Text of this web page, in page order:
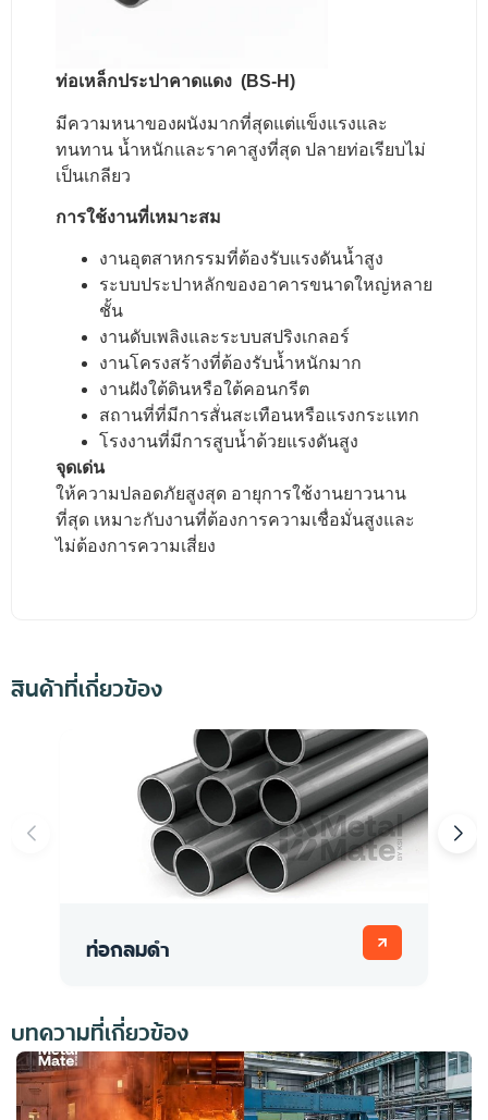
ท่อเหล็กประปาคาดแดง (BS-H)
มีความหนาของผนังมากที่สุดแต่แข็งแรงและ
ทนทาน น้ำหนักและราคาสูงที่สุด ปลายท่อเรียบไม่
เป็นเกลียว
การใช้งานที่เหมาะสม
งานอุตสาหกรรมที่ต้องรับแรงดันน้ำสูง
ระบบประปาหลักของอาคารขนาดใหญ่หลาย
ชั้น
งานดับเพลิงและระบบสปริงเกลอร์
งานโครงสร้างที่ต้องรับน้ำหนักมาก
งานฝังใต้ดินหรือใต้คอนกรีต
สถานที่ที่มีการสั่นสะเทือนหรือแรงกระแทก
โรงงานที่มีการสูบน้ำด้วยแรงดันสูง
จุดเด่น
ให้ความปลอดภัยสูงสุด อายุการใช้งานยาวนาน
ที่สุด เหมาะกับงานที่ต้องการความเชื่อมั่นสูงและ
ไม่ต้องการความเสี่ยง
สินค้าที่เกี่ยวข้อง
ท่อกลมดำ
บทความที่เกี่ยวข้อง